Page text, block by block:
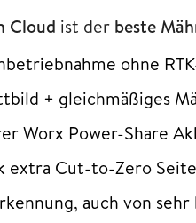
Cloud ist der beste
ohne
+ gleichmäßiges
Worx Power-Share
extra Cut-to-Zero
auch von